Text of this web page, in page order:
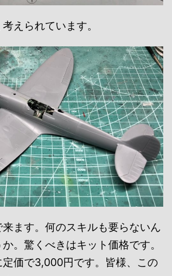
えられています。
ます。何のスキルも要らないん
。驚くべきはキット価格です。
定価で3,000円です。皆様、この